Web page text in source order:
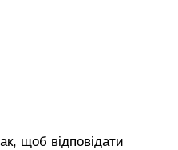
щоб відповідати